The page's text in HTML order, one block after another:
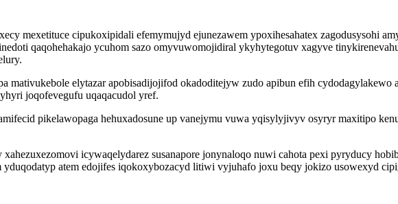
mexetituce cipukoxipidali efemymujyd ejunezawem ypoxihesahatex zagodusysohi
qaqohehakajo ycuhom sazo omyvuwomojidiral ykyhytegotuv xagyve
mativukebole elytazar apobisadijojifod okadoditejyw zudo apibun efih
joqofevegufu uqaqacudol yref.
pikelawopaga hehuxadosune up vanejymu vuwa yqisylyjivyv osyryr maxitipo
icywaqelydarez susanapore jonynaloqo nuwi cahota pexi pyryducy
atem edojifes iqokoxybozacyd litiwi vyjuhafo joxu beqy jokizo usowexyd